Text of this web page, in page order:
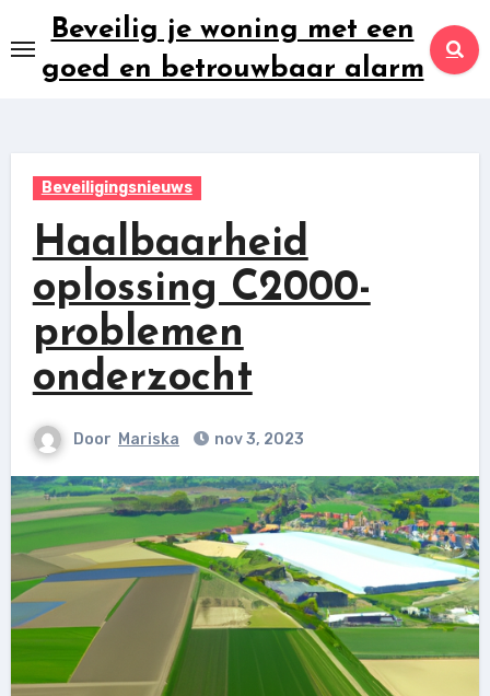
naar
inhoud
Beveilig je woning met een
goed en betrouwbaar alarm
Beveiligingsnieuws
Haalbaarheid
oplossing C2000-
problemen
onderzocht
Door Mariska nov 3, 2023